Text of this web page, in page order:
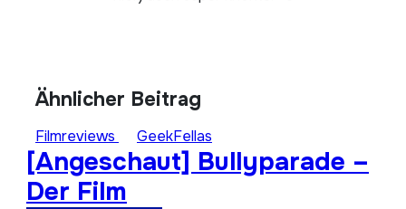
Ähnlicher Beitrag
Filmreviews GeekFellas
[Angeschaut] Bullyparade –
Der Film